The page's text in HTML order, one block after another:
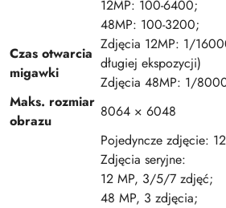
12MP: 100-6400;
48MP: 100-3200;
Czas otwarcia
migawki
Zdjęcia 12MP: 1/
długiej ekspozycji)
Zdjęcia 48MP: 1/
Maks. rozmiar
obrazu
8064 × 6048
Pojedyncze zdjęcie:
Zdjęcia seryjne:
12 MP, 3/5/7 zdjęć;
48 MP, 3 zdjęcia;